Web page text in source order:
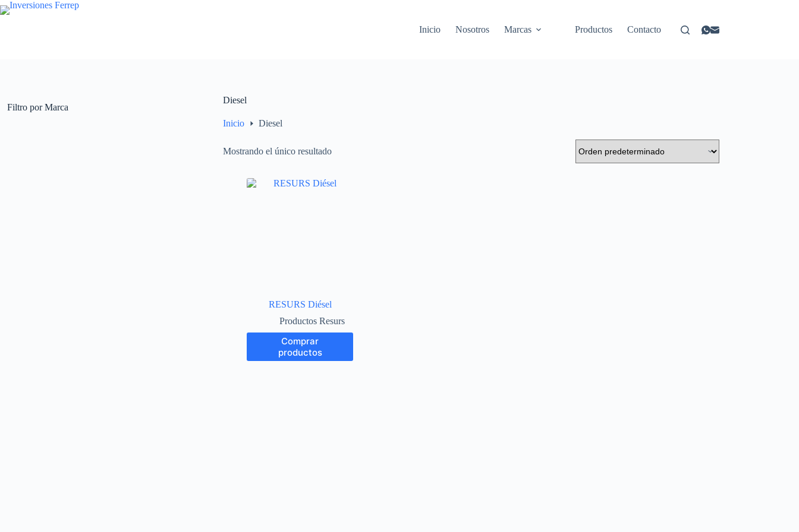
Saltar
al
Inicio Nosotros Marcas Productos Contacto
Diesel
Inicio Diesel
Mostrando el único resultado
RESURS Diésel
Productos Resurs
Comprar
productos
Filtro por Marca